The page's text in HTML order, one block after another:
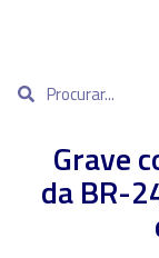
Grave
da BR-